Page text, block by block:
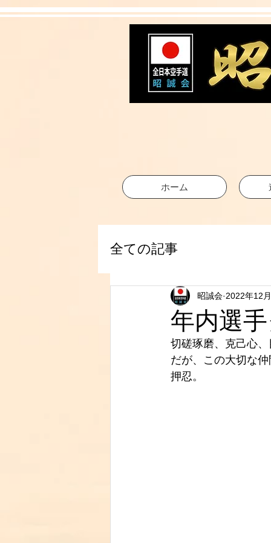
ホーム
全ての記事
年内選
昭誠会 2022年12
切磋琢磨、克己心
だが、この大切な
押忍。